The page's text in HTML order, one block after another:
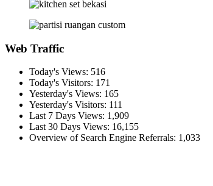
Web Traffic
Today's Views: 516
Today's Visitors: 171
Yesterday's Views: 165
Yesterday's Visitors: 111
Last 7 Days Views: 1,909
Last 30 Days Views: 16,155
Overview of Search Engine Referrals: 1,033